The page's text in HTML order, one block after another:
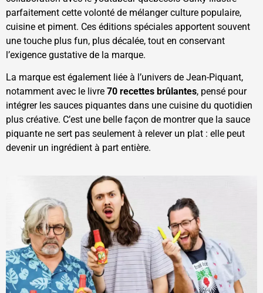
parfaitement cette volonté de mélanger culture populaire,
cuisine et piment. Ces éditions spéciales apportent souvent
une touche plus fun, plus décalée, tout en conservant
l’exigence gustative de la marque.
La marque est également liée à l’univers de Jean-Piquant,
notamment avec le livre 70 recettes brûlantes, pensé pour
intégrer les sauces piquantes dans une cuisine du quotidien
plus créative. C’est une belle façon de montrer que la sauce
piquante ne sert pas seulement à relever un plat : elle peut
devenir un ingrédient à part entière.